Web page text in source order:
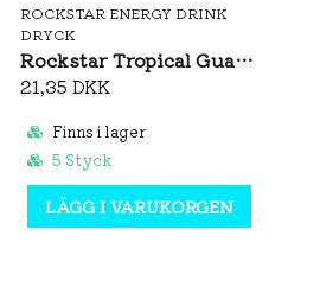
ROCKSTAR ENERGY DRINK
DRYCK
Rockstar Tropical Guava Flavour 500ml
21,35 DKK
Finns i lager
5 Styck
LÄGG I VARUKORGEN